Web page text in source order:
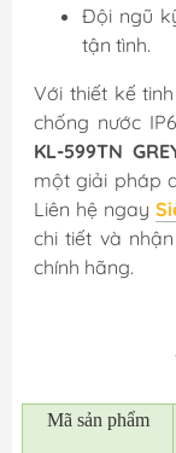
Đội ngũ
tận tình.
Với thiết kế
chống nước
KL-599TN
một giải pháp
Liên hệ ngay
chi tiết và
chính hãng.
Mã sản phẩm